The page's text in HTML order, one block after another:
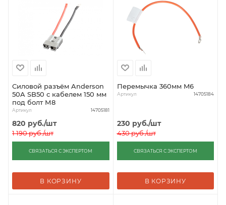
Силовой разъём Anderson
50A SB50 с кабелем 150 мм
под болт М8
Артикул 14705181
820 руб./шт
1 190руб./шт
СВЯЗАТЬСЯ С ЭКСПЕРТОМ
В КОРЗИНУ
Перемычка 360мм M6
Артикул 14705184
230 руб./шт
430руб./шт
СВЯЗАТЬСЯ С ЭКСПЕРТОМ
В КОРЗИНУ